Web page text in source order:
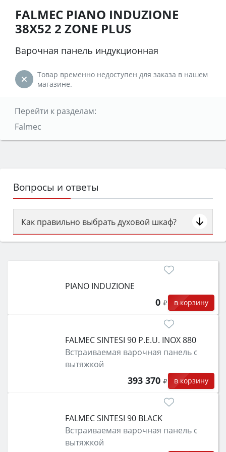
FALMEC PIANO INDUZIONE
38X52 2 ZONE PLUS
Варочная панель индукционная
Товар временно недоступен для заказа в нашем
магазине.
Перейти к разделам:
Falmec
Вопросы и ответы
Как правильно выбрать духовой шкаф?
Сначала определитесь с типом (газовый или
затем смотрите на объём 50–70 л для семьи,
функции (конвекция, гриль, самоочистка,
PIANO INDUZIONE
0 в корзину
FALMEC SINTESI 90 P.E.U. INOX 880
Встраиваемая варочная панель с
вытяжкой
393 370 в корзину
FALMEC SINTESI 90 BLACK
Встраиваемая варочная панель с
вытяжкой